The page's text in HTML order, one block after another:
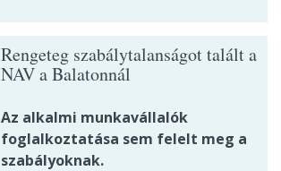
Rengeteg szabálytalanságot talált a
NAV a Balatonnál
Az alkalmi munkavállalók
foglalkoztatása sem felelt meg a
szabályoknak.